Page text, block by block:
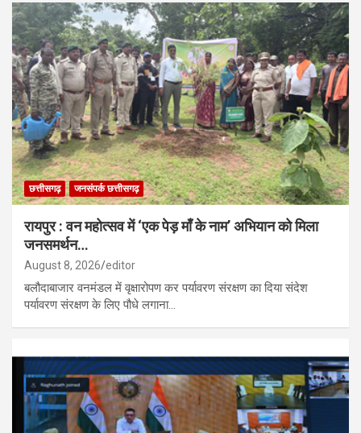
छत्तीसगढ़ जनसंपर्क छत्तीसगढ़
रायपुर : वन महोत्सव में ‘एक पेड़ माँ के नाम’ अभियान को मिला
जनसमर्थन…
August 8, 2026 editor
बलौदाबाजार वनमंडल में वृक्षारोपण कर पर्यावरण संरक्षण का दिया संदेश
पर्यावरण संरक्षण के लिए पौधे लगाना…